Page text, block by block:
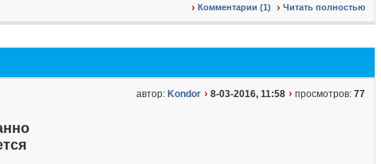
Комментарии (1) Читать полностью
автор: Kondor 8-03-2016, 11:58 просмотров: 77